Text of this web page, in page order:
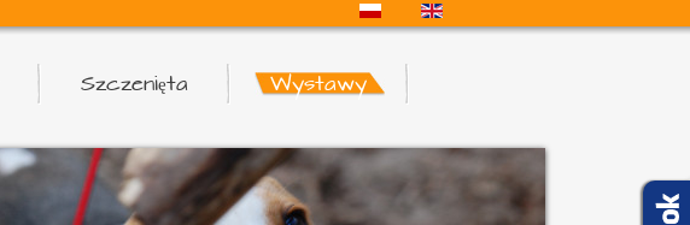
Szczenięta
Wystawy